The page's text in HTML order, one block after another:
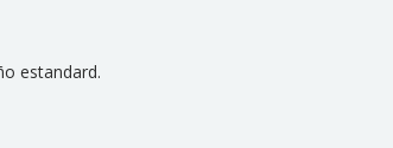
estandard.